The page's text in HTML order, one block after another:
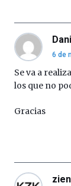
6 de
Se va a
los que no
Gracias